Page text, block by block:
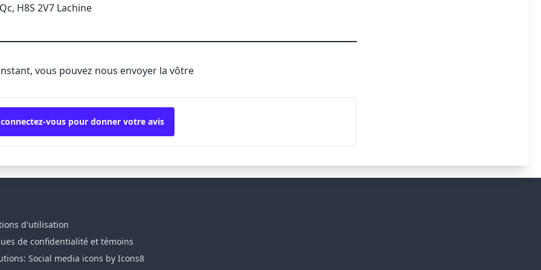
H8S 2V7 Lachine
vous pouvez nous envoyer la vôtre
vous pour donner votre avis
d'utilisation
de confidentialité et témoins
Social media icons by Icons8